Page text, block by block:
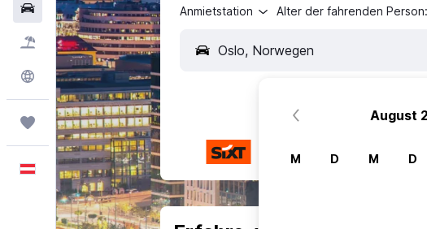
Mietwagen
Pauschalreisen
Explore
Trips
Deutsch
Anmietstation Alter der fahrenden Person:
August
M D M D